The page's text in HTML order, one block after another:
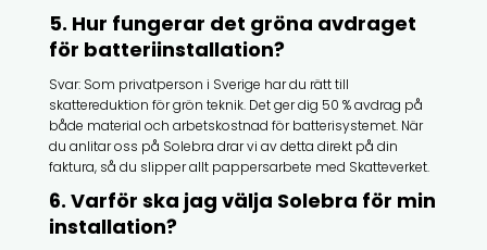
5. Hur fungerar det gröna avdraget
för batteriinstallation?
Svar: Som privatperson i Sverige har du rätt till
skattereduktion för grön teknik. Det ger dig 50 % avdrag på
både material och arbetskostnad för batterisystemet. När
du anlitar oss på Solebra drar vi av detta direkt på din
faktura, så du slipper allt pappersarbete med Skatteverket.
6. Varför ska jag välja Solebra för min
installation?